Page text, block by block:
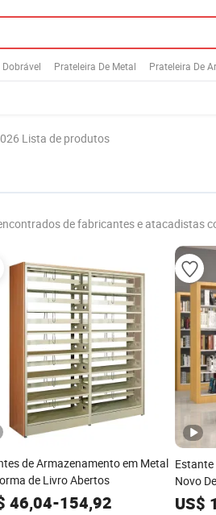
Prateleira De Metal Prateleira De
Lista de produtos
de fabricantes e atacadistas
de Armazenamento em Metal
de Livro Abertos
46,04-154,92
Novo
US$